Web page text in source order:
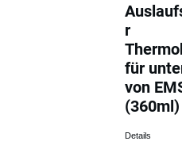
r
für
von
(360ml)
Details